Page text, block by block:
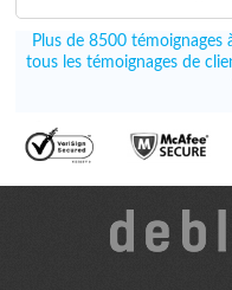
Plus de 8500
tous les témoignages de